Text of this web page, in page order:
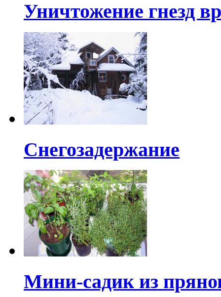
Уничтожение гнезд
Снегозадержание
Мини-садик из